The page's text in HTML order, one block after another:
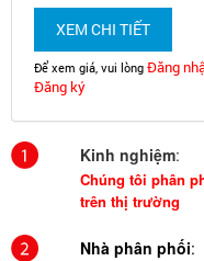
XEM CHI TIẾT
Để xem giá, vui lòng Đăng
Đăng ký
Kinh nghiệm:
Chúng tôi phân
trên thị trường
Nhà phân phối: